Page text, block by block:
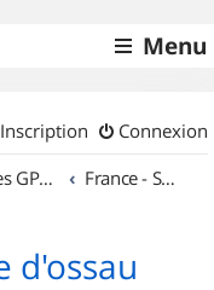
Menu
Connexion
Inscription
Traces GPS de randos VTT France - Sud Ouest
d'ossau